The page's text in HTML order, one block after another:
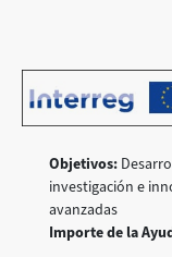
Objetivos:
investigación e
avanzadas
Importe de la